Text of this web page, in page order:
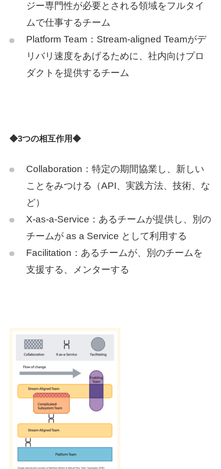
ジー専門性が必要とされる領域をフルタイ
ムで仕事するチーム
Platform Team：Stream-aligned Teamがデ
リバリ速度をあげるために、社内向けプロ
ダクトを提供するチーム
◆3つの相互作用◆
Collaboration：特定の期間協業し、新しい
ことをみつける（API、実践方法、技術、な
ど）
X-as-a-Service：あるチームが提供し、別の
チームが as a Service として利用する
Facilitation：あるチームが、別のチームを
支援する、メンターする